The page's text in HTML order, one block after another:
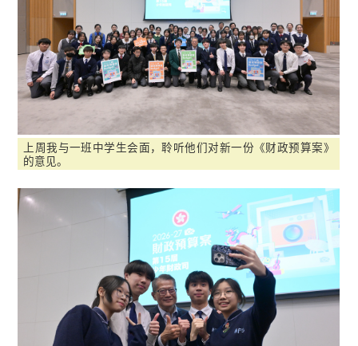
上周我与一班中学生会面，聆听他们对新一份《财政预算案》
的意见。